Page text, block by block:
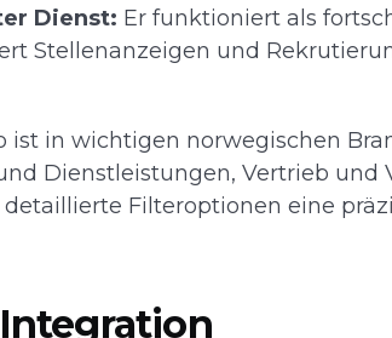
Dienst: Er funktioniert als
Stellenanzeigen und
ist in wichtigen norwegischen
Dienstleistungen, Vertrieb und
Filteroptionen eine